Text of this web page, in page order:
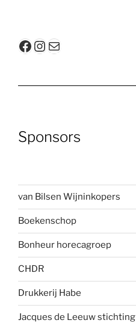
Facebook
Instagram
E-mail
Sponsors
van Bilsen Wijninkopers
Boekenschop
Bonheur horecagroep
CHDR
Drukkerij Habe
Jacques de Leeuw stichting